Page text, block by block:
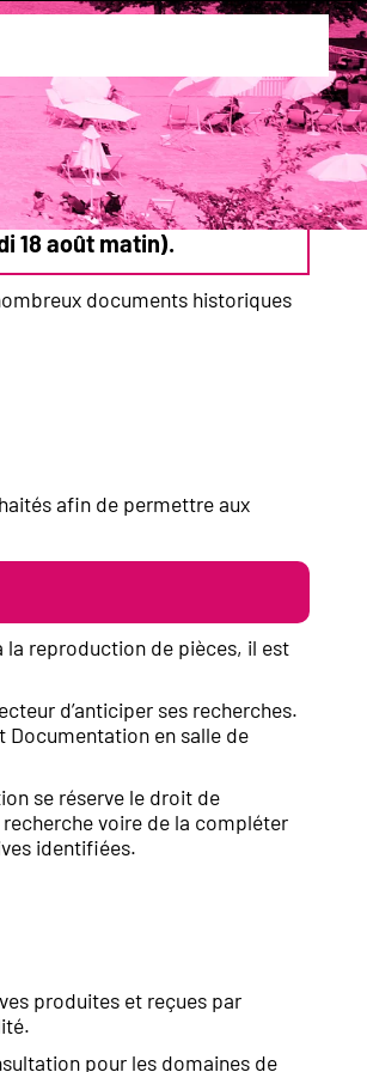
prévue du mardi 21
18 août matin).
documents historiques
afin de permettre aux
la reproduction de pièces, il est
d’anticiper ses recherches.
Documentation en salle de
se réserve le droit de
voire de la compléter
identifiées.
produites et reçues par
pour les domaines de